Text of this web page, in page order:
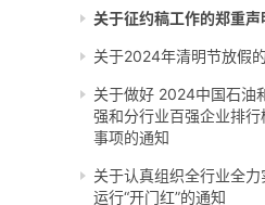
关于征约稿工作的郑重声
关于2024年清明节放假
关于做好 2024中国石油
强和分行业百强企业排
事项的通知
关于认真组织全行业全
运行“开门红”的通知